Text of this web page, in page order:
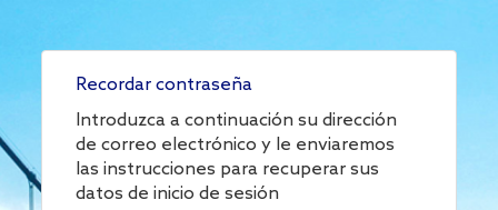
Recordar contraseña
Introduzca a continuación su dirección
de correo electrónico y le enviaremos
las instrucciones para recuperar sus
datos de inicio de sesión